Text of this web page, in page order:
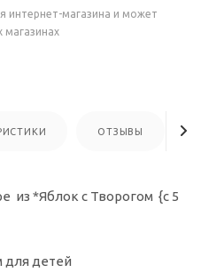
интернет-магазина и может
магазинах
ОТЗЫВЫ
*Яблок с Творогом {с 5
для детей